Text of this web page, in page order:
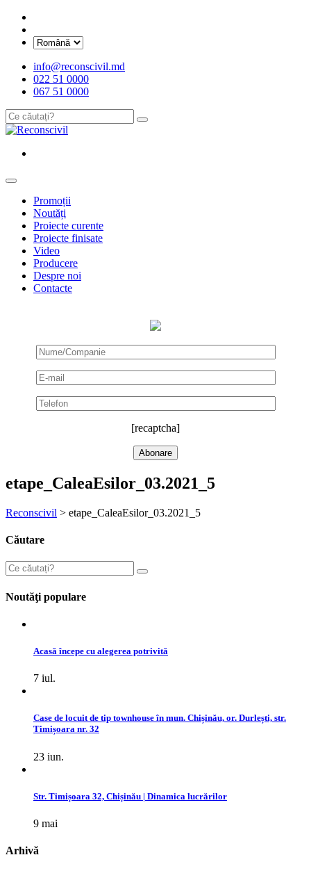
info@reconscivil.md
022 51 0000
067 51 0000
Promoții
Noutăți
Proiecte curente
Proiecte finisate
Video
Producere
Despre noi
Contacte
[recaptcha]
etape_CaleaEsilor_03.2021_5
Reconscivil > etape_CaleaEsilor_03.2021_5
Căutare
Noutăţi populare
Acasă începe cu alegerea potrivită
7 iul.
Case de locuit de tip townhouse în mun. Chișinău, or. Durlești, str.
Timișoara nr. 32
23 iun.
Str. Timișoara 32, Chișinău | Dinamica lucrărilor
9 mai
Arhivă